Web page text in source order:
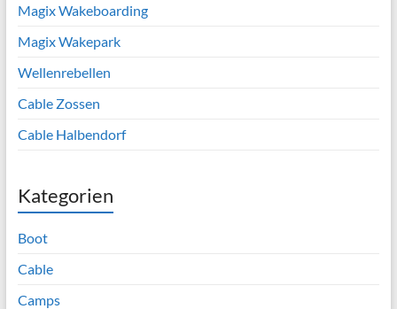
Magix Wakeboarding
Magix Wakepark
Wellenrebellen
Cable Zossen
Cable Halbendorf
Kategorien
Boot
Cable
Camps